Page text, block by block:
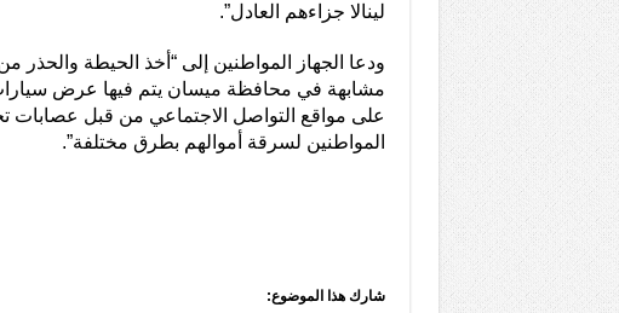
لينالا جزاءهم العادل”.
ودعا الجهاز المواطنين إلى “أخذ الحيطة والحذر
مشابهة في محافظة ميسان يتم فيها عرض
على مواقع التواصل الاجتماعي من قبل عصابات
المواطنين لسرقة أموالهم بطرق مختلفة”.
شارك هذا الموضوع: